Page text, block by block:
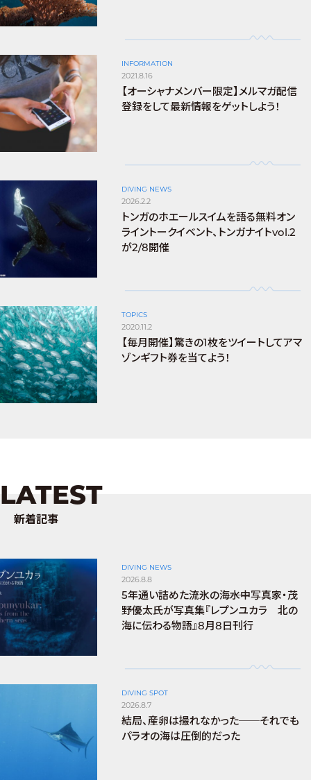
INFORMATION
2021.8.16
【オーシャナメンバー限定】メルマガ配信
登録をして最新情報をゲットしよう！
DIVING NEWS
2026.2.2
トンガのホエールスイムを語る無料オン
ライントークイベント、トンガナイトvol.2
が2/8開催
TOPICS
2020.11.2
【毎月開催】驚きの1枚をツイートしてアマ
ゾンギフト券を当てよう！
LATEST
新着記事
DIVING NEWS
2026.8.8
5年通い詰めた流氷の海――水中写真家・茂
野優太氏が写真集『レプンユカラ 北の
海に伝わる物語』8月8日刊行
DIVING SPOT
2026.8.7
結局、産卵は撮れなかった──それでも
パラオの海は圧倒的だった